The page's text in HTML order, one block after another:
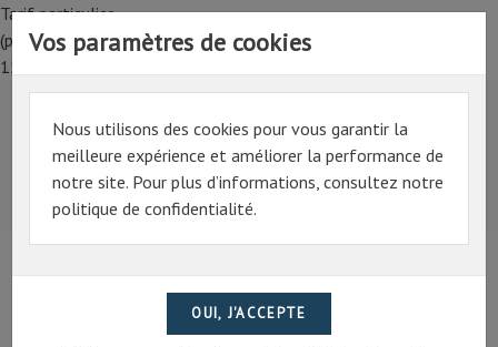
Tarif particulier,
(professionnel, connectez-vous pour bénéficier de la remise de
15%)
Tarif particulier,
(professionnel, connectez-vous pour bénéficier de la
remise de 15%)
07 69 94 13 47
Vos paramètres de cookies
Nous utilisons des cookies pour vous garantir la
meilleure expérience et améliorer la performance de
notre site. Pour plus d’informations, consultez notre
politique de confidentialité.